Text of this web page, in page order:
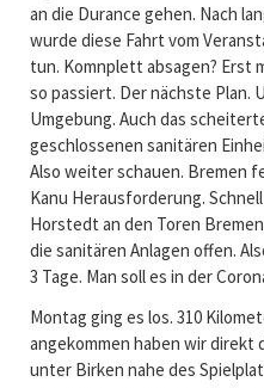
an die Durance gehen. Nach
wurde diese Fahrt vom
tun. Komnplett absagen? Erst
so passiert. Der nächste Plan.
Umgebung. Auch das
geschlossenen sanitären
Also weiter schauen. Bremen
Kanu Herausforderung.
Horstedt an den Toren
die sanitären Anlagen offen.
3 Tage. Man soll es in der
Montag ging es los. 310
angekommen haben wir direkt
unter Birken nahe des